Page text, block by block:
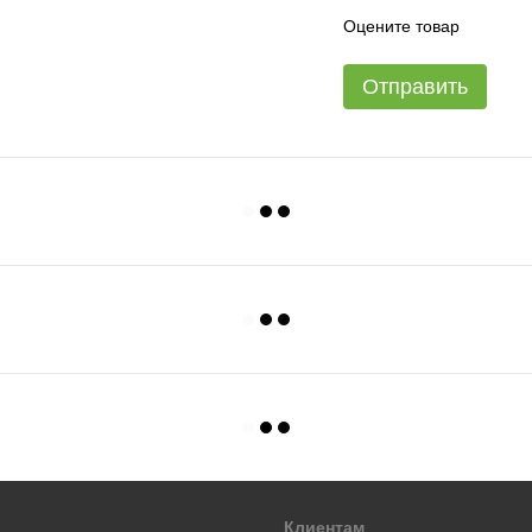
Оцените товар
Отправить
Клиентам